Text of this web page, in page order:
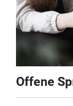
Offene